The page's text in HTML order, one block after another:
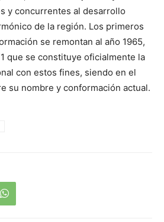
y concurrentes al desarrollo
de la región. Los primeros
se remontan al año 1965,
que se constituye oficialmente la
con estos fines, siendo en el
su nombre y conformación actual.